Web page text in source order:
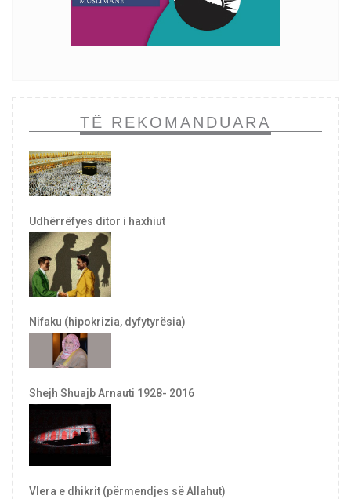
TË REKOMANDUARA
Udhërrëfyes ditor i haxhiut
Nifaku (hipokrizia, dyfytyrësia)
Shejh Shuajb Arnauti 1928- 2016
Vlera e dhikrit (përmendjes së Allahut)